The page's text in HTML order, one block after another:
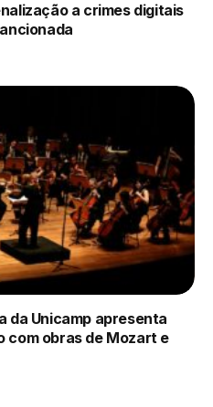
a crimes digitais
da Unicamp apresenta
com obras de Mozart e